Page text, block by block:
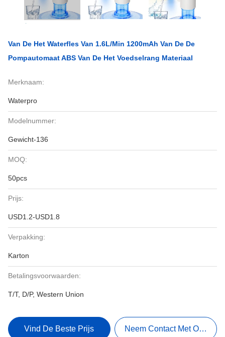
Van De Het Waterfles Van 1.6L/Min 1200mAh Van De De
Pompautomaat ABS Van De Het Voedselrang Materiaal
Merknaam:
Waterpro
Modelnummer:
Gewicht-136
MOQ:
50pcs
Prijs:
USD1.2-USD1.8
Verpakking:
Karton
Betalingsvoorwaarden:
T/T, D/P, Western Union
Vind De Beste Prijs Neem Contact Met Ons Op